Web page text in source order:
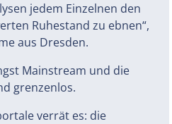
jedem Einzelnen den
Ruhestand zu ebnen“,
aus Dresden.
Mainstream und die
grenzenlos.
verrät es: die